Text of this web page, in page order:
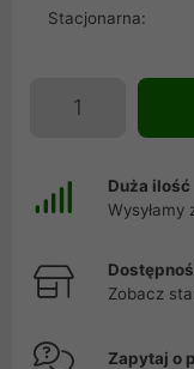
Stacjonarna:
Duża ilość
Wysyłamy
Zobacz
Zapytaj o